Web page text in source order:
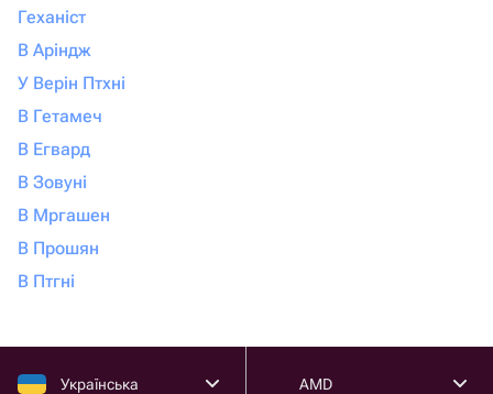
Геханіст
В Аріндж
У Верін Птхні
В Гетамеч
В Егвард
В Зовуні
В Мргашен
В Прошян
В Птгні
Українська AMD